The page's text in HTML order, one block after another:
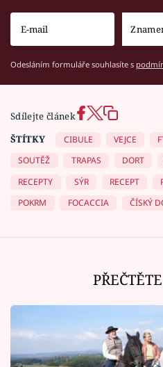
Odesláním formuláře souhlasíte s
Sdílejte článek
ŠTÍTKY
CIBULE VEJCE
SOUTĚŽ
TRAPAS DORT
RECEPTY
SÝR RECEPT
POKRM
FOCACCIA ČÍSKÝ